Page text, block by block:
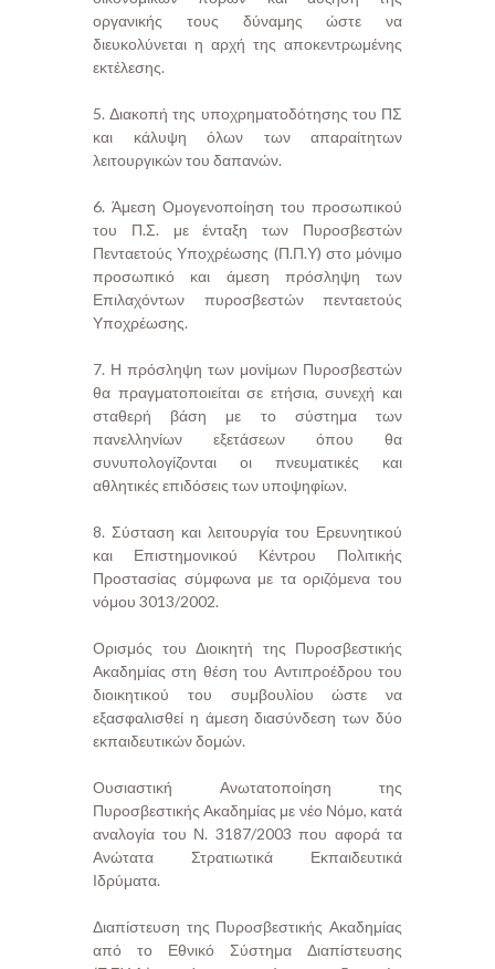
οργανικής τους δύναμης ώστε να
διευκολύνεται η αρχή της αποκεντρωμένης
εκτέλεσης.
5. Διακοπή της υποχρηματοδότησης του ΠΣ
και κάλυψη όλων των απαραίτητων
λειτουργικών του δαπανών.
6. Άμεση Ομογενοποίηση του προσωπικού
του Π.Σ. με ένταξη των Πυροσβεστών
Πενταετούς Υποχρέωσης (Π.Π.Υ) στο μόνιμο
προσωπικό και άμεση πρόσληψη των
Επιλαχόντων πυροσβεστών πενταετούς
Υποχρέωσης.
7. Η πρόσληψη των μονίμων Πυροσβεστών
θα πραγματοποιείται σε ετήσια, συνεχή και
σταθερή βάση με το σύστημα των
πανελληνίων εξετάσεων όπου θα
συνυπολογίζονται οι πνευματικές και
αθλητικές επιδόσεις των υποψηφίων.
8. Σύσταση και λειτουργία του Ερευνητικού
και Επιστημονικού Κέντρου Πολιτικής
Προστασίας σύμφωνα με τα οριζόμενα του
νόμου 3013/2002.
Ορισμός του Διοικητή της Πυροσβεστικής
Ακαδημίας στη θέση του Αντιπροέδρου του
διοικητικού του συμβουλίου ώστε να
εξασφαλισθεί η άμεση διασύνδεση των δύο
εκπαιδευτικών δομών.
Ουσιαστική Ανωτατοποίηση της
Πυροσβεστικής Ακαδημίας με νέο Νόμο, κατά
αναλογία του Ν. 3187/2003 που αφορά τα
Ανώτατα Στρατιωτικά Εκπαιδευτικά
Ιδρύματα.
Διαπίστευση της Πυροσβεστικής Ακαδημίας
από το Εθνικό Σύστημα Διαπίστευσης